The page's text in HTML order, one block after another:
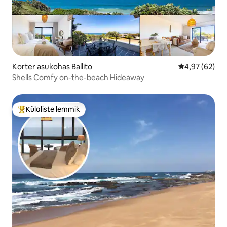
Korter asukohas Ballito Keskmine
4,97 (62)
Shells Comfy on-the-beach Hideaway
Külaliste suur lemmik
Külaliste lemmik